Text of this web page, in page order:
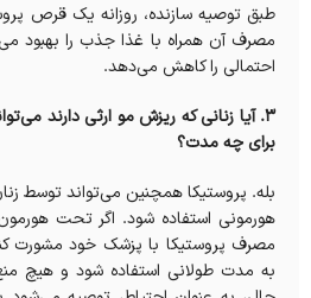
طبق توصیه سازنده، روزانه یک قرص
مصرف آن همراه با غذا جذب را بهبود
احتمالی را کاهش می‌دهد.
۳. آیا زنانی که ریزش مو ارثی دارند
برای چه مدت؟
بله. پروستیکا همچنین می‌تواند توسط
هورمونی استفاده شود. اگر تحت
مصرف پروستیکا با پزشک خود مشورت
به مدت طولانی استفاده شود و هیچ